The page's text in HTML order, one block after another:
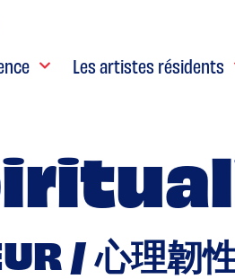
Les artistes résidents
/ 心理韌